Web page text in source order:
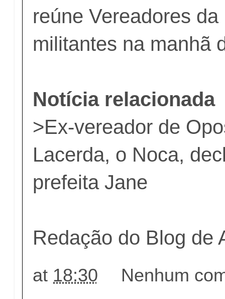
reúne Vereadores da
militantes na manhã
Notícia relacionada
>Ex-vereador de
Lacerda, o Noca,
prefeita Jane
Redação do Blog de
at 18:30 Nenhum